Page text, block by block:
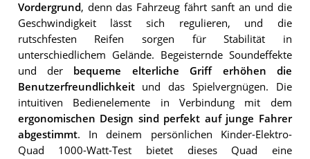
Vordergrund, denn das Fahrzeug fährt sanft an und die
Geschwindigkeit lässt sich regulieren, und die
rutschfesten Reifen sorgen für Stabilität in
unterschiedlichem Gelände. Begeisternde Soundeffekte
und der bequeme elterliche Griff erhöhen die
Benutzerfreundlichkeitund das Spielvergnügen. Die
intuitiven Bedienelemente in Verbindung mit dem
ergonomischen Design sind perfekt auf junge Fahrer
abgestimmt. In deinem persönlichen Kinder-Elektro-
Quad 1000-Watt-Test bietet dieses Quad eine